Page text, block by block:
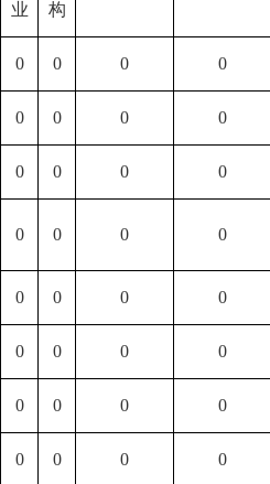
业
构
0 0 0 0
0 0 0 0
0 0 0 0
0 0 0 0
0 0 0 0
0 0 0 0
0 0 0 0
0 0 0 0